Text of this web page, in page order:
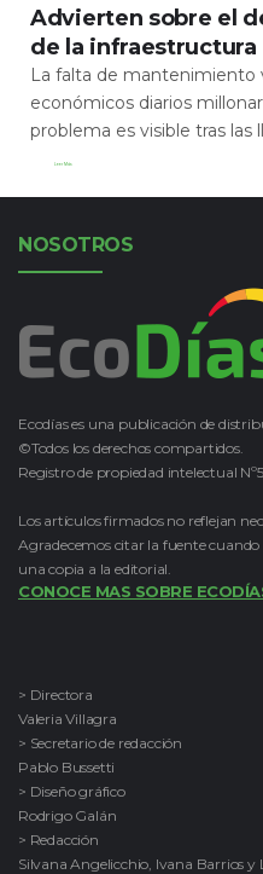
Advierten sobre el
de la infraestructura
La falta de mantenimiento
económicos diarios
problema es visible tras las
Leer Más
NOSOTROS
Ecodías es una publicación de
©Todos los derechos compartidos.
Registro de propiedad intelectual
Los artículos firmados no reflejan
Agradecemos citar la fuente
una copia a la editorial.
CONOCE MAS SOBRE
> Directora
Valeria Villagra
> Secretario de redacción
Pablo Bussetti
> Diseño gráfico
Rodrigo Galán
> Redacción
Silvana Angelicchio, Ivana Barrios y